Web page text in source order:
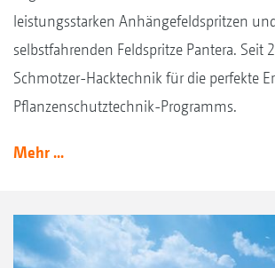
leistungsstarken Anhängefeldspritzen
selbstfahrenden Feldspritze Pantera. Seit
Schmotzer-Hacktechnik für die perfekte
Pflanzenschutztechnik-Programms.
Mehr ...